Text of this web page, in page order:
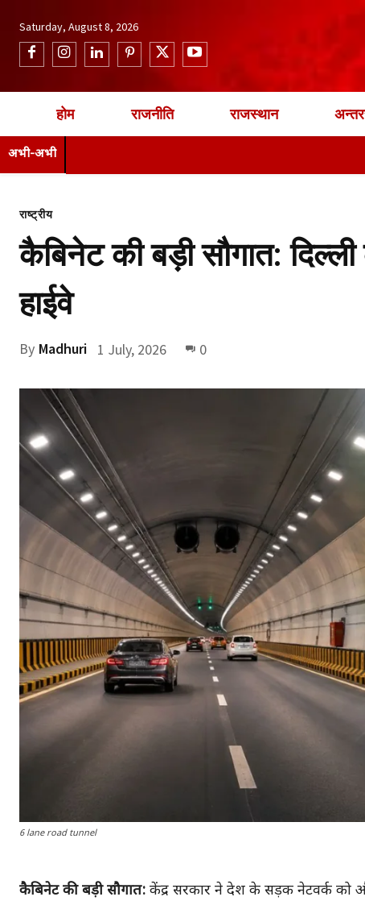
Saturday, August 8, 2026
होम राजनीति राजस्थान
अभी-अभी
राष्ट्रीय
कैबिनेट की बड़ी सौगात:
हाईवे
By Madhuri 1 July, 2026 0
6 lane road tunnel
कैबिनेट की बड़ी सौगात: केंद्र सरकार ने देश के सड़क नेटवर्क को